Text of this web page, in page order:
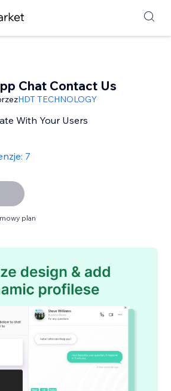
Chat Contact Us
HDT TECHNOLOGY
With Your Users
7
plan